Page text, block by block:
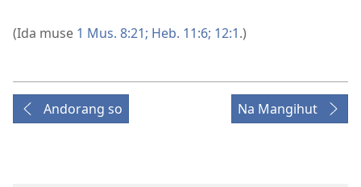
(Ida muse 1 Mus. 8:21; Heb. 11:6; 12:1.)
Andorang so Na Mangihut